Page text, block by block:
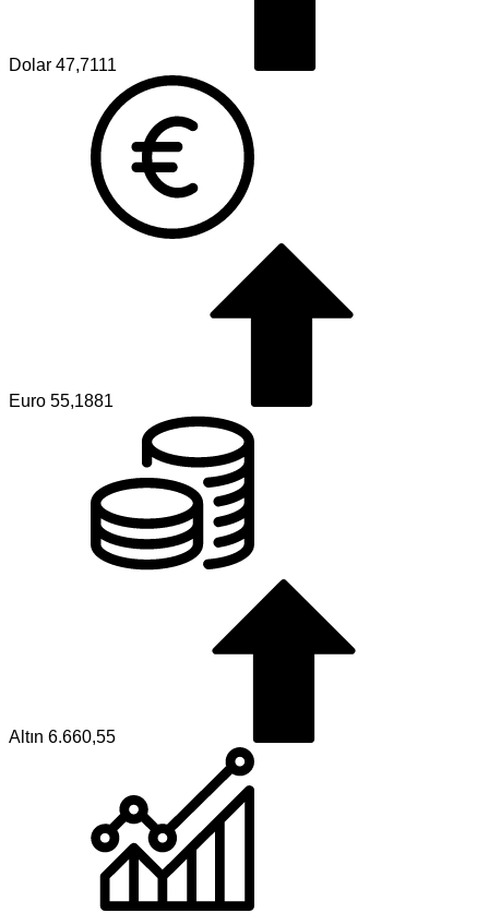
Dolar 47,7111
Euro 55,1881
Altın 6.660,55